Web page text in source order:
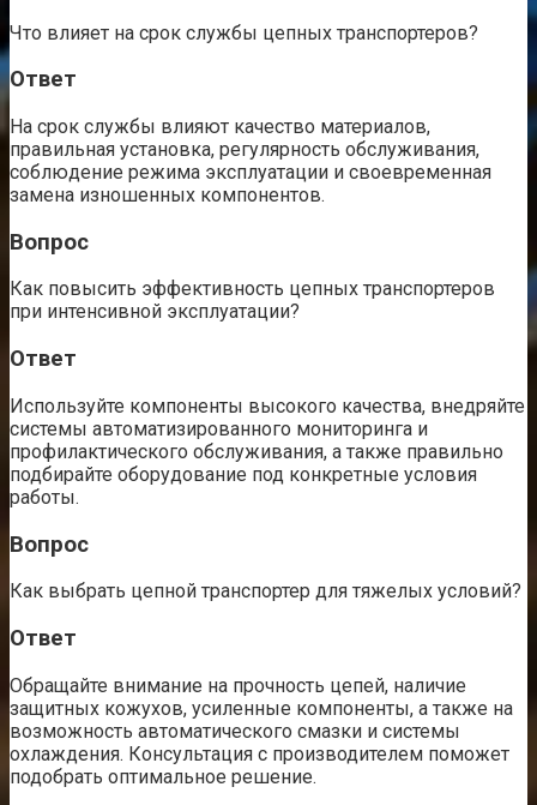
Что влияет на срок службы цепных транспортеров?
Ответ
На срок службы влияют качество материалов,
правильная установка, регулярность обслуживания,
соблюдение режима эксплуатации и своевременная
замена изношенных компонентов.
Вопрос
Как повысить эффективность цепных транспортеров
при интенсивной эксплуатации?
Ответ
Используйте компоненты высокого качества, внедряйте
системы автоматизированного мониторинга и
профилактического обслуживания, а также правильно
подбирайте оборудование под конкретные условия
работы.
Вопрос
Как выбрать цепной транспортер для тяжелых условий?
Ответ
Обращайте внимание на прочность цепей, наличие
защитных кожухов, усиленные компоненты, а также на
возможность автоматического смазки и системы
охлаждения. Консультация с производителем поможет
подобрать оптимальное решение.